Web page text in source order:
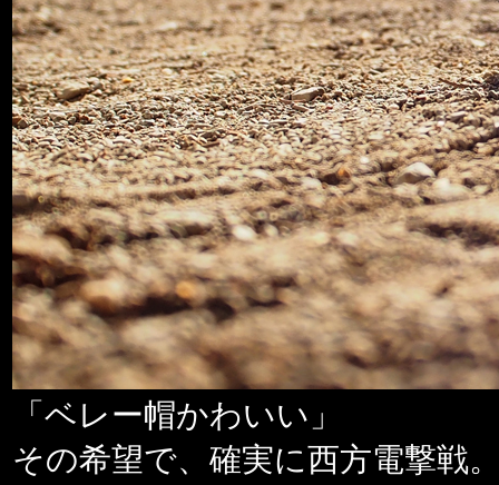
「ベレー帽かわいい」
その希望で、確実に西方電撃戦